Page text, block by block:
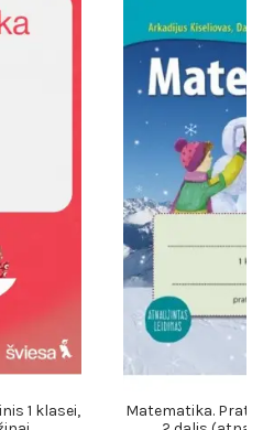
1 klasei,
Matematika.